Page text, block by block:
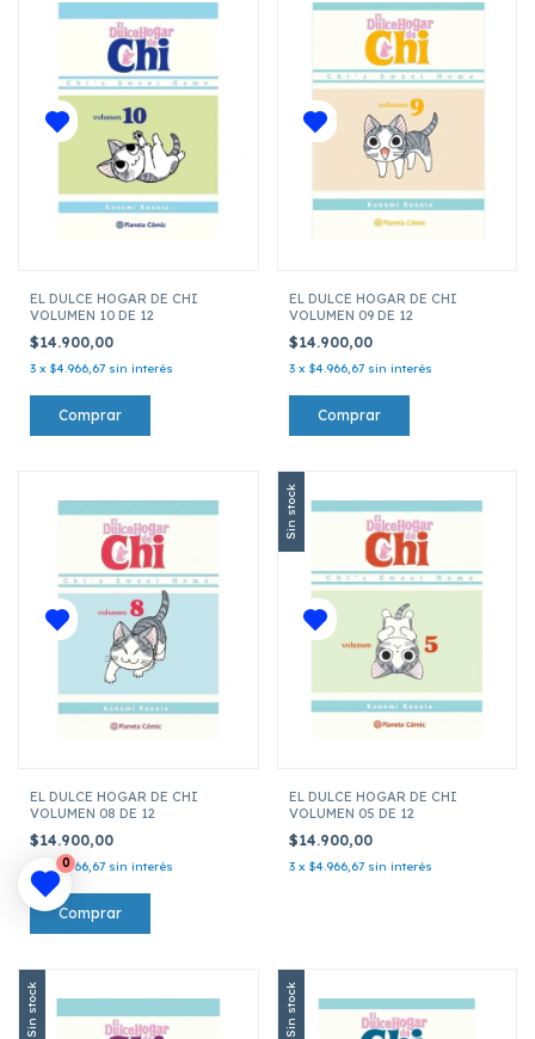
EL DULCE HOGAR DE CHI
VOLUMEN 10 DE 12
$14.900,00
3 x $4.966,67 sin interés
EL DULCE HOGAR DE CHI
VOLUMEN 09 DE 12
$14.900,00
3 x $4.966,67 sin interés
EL DULCE HOGAR DE CHI
VOLUMEN 08 DE 12
$14.900,00
$4.966,67 sin interés
Sin stock
EL DULCE HOGAR DE CHI
VOLUMEN 05 DE 12
$14.900,00
3 x $4.966,67 sin interés
Sin stock Sin stock
0